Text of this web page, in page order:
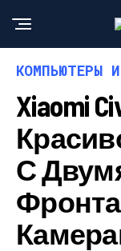
КОМПЬЮТЕРЫ
Xiaomi
С